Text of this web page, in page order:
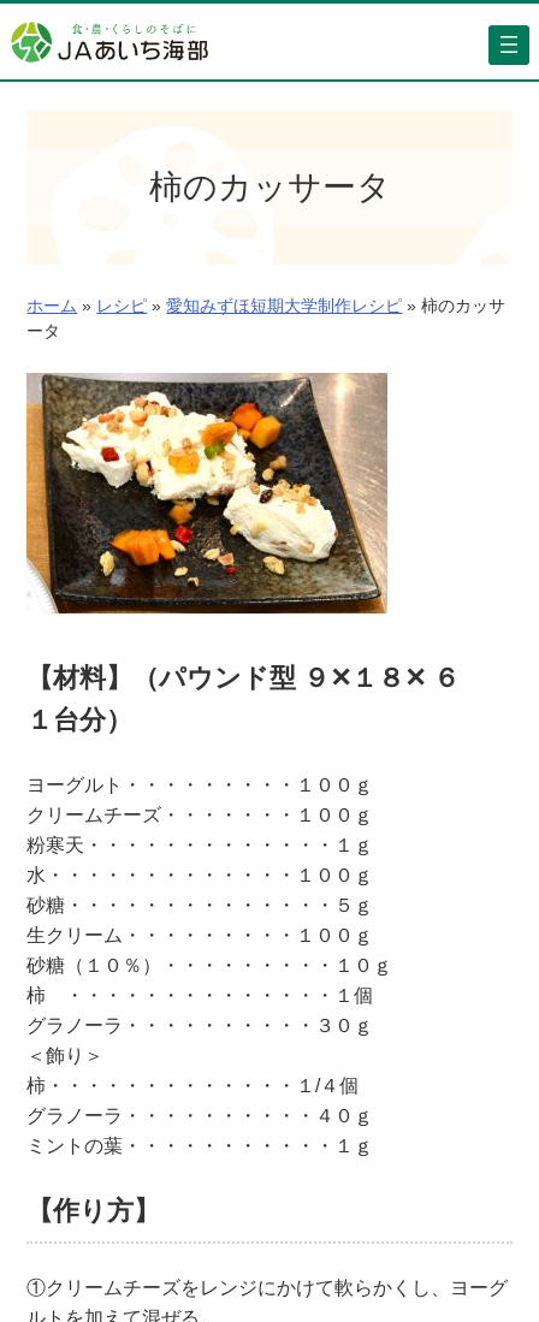
容
を
柿のカッサータ
ホーム » レシピ » 愛知みずほ短期大学制作レシピ » 柿のカッサ
ータ
【材料】（パウンド型 ９✕１８✕ ６
１台分）
ヨーグルト・・・・・・・・・１００ｇ
クリームチーズ・・・・・・・１００ｇ
粉寒天・・・・・・・・・・・・・１ｇ
水・・・・・・・・・・・・・１００ｇ
砂糖・・・・・・・・・・・・・・５ｇ
生クリーム・・・・・・・・・１００ｇ
砂糖（１０％）・・・・・・・・・１０ｇ
柿 ・・・・・・・・・・・・・・１個
グラノーラ・・・・・・・・・・３０ｇ
＜飾り＞
柿・・・・・・・・・・・・・１/４個
グラノーラ・・・・・・・・・・４０ｇ
ミントの葉・・・・・・・・・・・１ｇ
【作り方】
①クリームチーズをレンジにかけて軟らかくし、ヨーグ
ルトを加えて混ぜる。